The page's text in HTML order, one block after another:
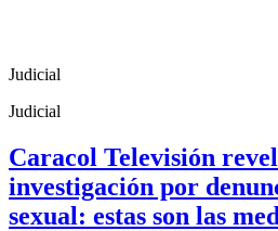
Judicial
Judicial
Caracol Televisión
investigación por
sexual: estas son las